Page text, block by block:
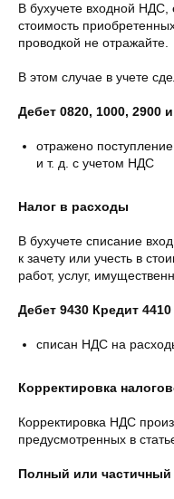
В бухучете входной
стоимость
проводкой не отражайте.
В этом случае в учете
Дебет 0820, 1000, 2900
отражено
и т. д. с учетом НДС
Налог в расходы
В бухучете списание
к зачету или учесть в
работ, услуг,
Дебет 9430 Кредит 4410
списан НДС на
Корректировка
Корректировка НДС
предусмотренных в
Полный или частичный